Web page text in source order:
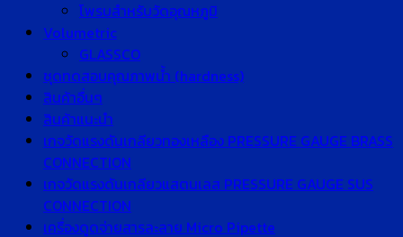
โพรบสำหรับวัดอุณหภูมิ
Volumetric
GLASSCO
ชุดทดสอบคุณภาพน้ำ (hardness)
สินค้าอื่นๆ
สินค้าแนะนำ
เกจวัดแรงดันเกลียวทองเหลือง PRESSURE GAUGE BRASS
CONNECTION
เกจวัดแรงดันเกลียวแสตนเลส PRESSURE GAUGE SUS
CONNECTION
เครื่องดูดจ่ายสารละลาย Micro Pipette